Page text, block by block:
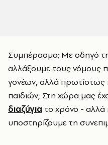
Συμπέρασμα; Με οδηγό
αλλάξουμε τους νόμους
γονέων, αλλά
παιδιών, Στη χώρα μας
διαζύγια το χρόνο - αλλά
υποστηρίζουμε τη